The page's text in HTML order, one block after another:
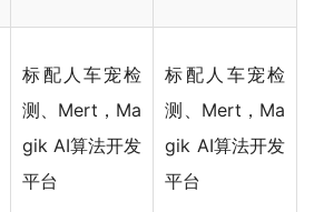
标配人车宠检
测、Mert，Ma
gik AI算法开发
平台
标配人车宠检
测、Mert，Ma
gik AI算法开发
平台